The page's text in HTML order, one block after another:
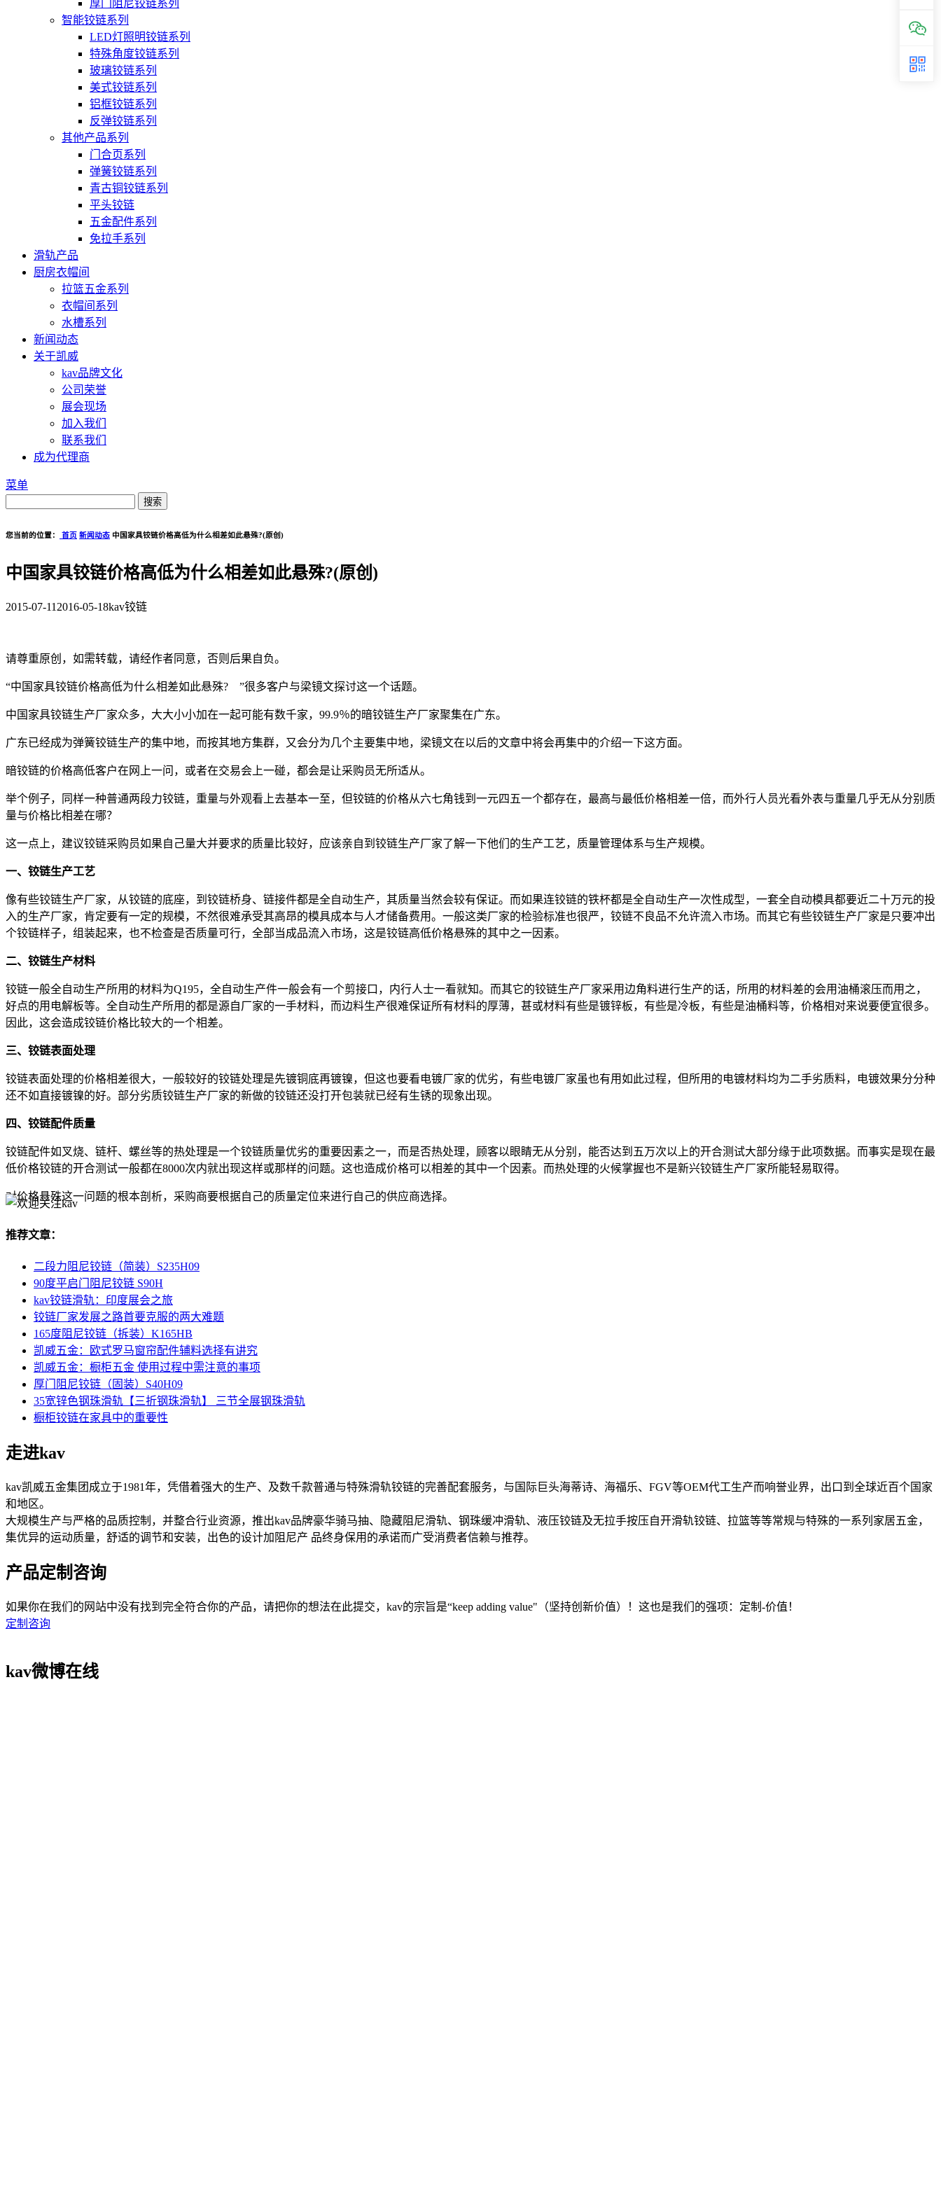
厚门阻尼铰链系列
智能铰链系列
LED灯照明铰链系列
特殊角度铰链系列
玻璃铰链系列
美式铰链系列
铝框铰链系列
反弹铰链系列
其他产品系列
门合页系列
弹簧铰链系列
青古铜铰链系列
平头铰链
五金配件系列
免拉手系列
滑轨产品
厨房衣帽间
拉篮五金系列
衣帽间系列
水槽系列
新闻动态
关于凯威
kav品牌文化
公司荣誉
展会现场
加入我们
联系我们
成为代理商
菜单
您当前的位置： 首页 新闻动态 中国家具铰链价格高低为什么相差如此悬殊?(原创)
中国家具铰链价格高低为什么相差如此悬殊?(原创)
2015-07-11 2016-05-18kav铰链
请尊重原创，如需转载，请经作者同意，否则后果自负。
“中国家具铰链价格高低为什么相差如此悬殊? ”很多客户与梁镜文探讨这一个话题。
中国家具铰链生产厂家众多，大大小小加在一起可能有数千家，99.9％的暗铰链生产厂家聚集在广东。
广东已经成为弹簧铰链生产的集中地，而按其地方集群，又会分为几个主要集中地，梁镜文在以后的文章中将会再集中的介绍一下这方面。
暗铰链的价格高低客户在网上一问，或者在交易会上一碰，都会是让采购员无所适从。
举个例子，同样一种普通两段力铰链，重量与外观看上去基本一至，但铰链的价格从六七角钱到一元四五一个都存在，最高与最低价格相差一倍，而外行人员光看外表与重量几乎无从分别质
量与价格比相差在哪？
这一点上，建议铰链采购员如果自己量大并要求的质量比较好，应该亲自到铰链生产厂家了解一下他们的生产工艺，质量管理体系与生产规模。
一、铰链生产工艺
像有些铰链生产厂家，从铰链的底座，到铰链桥身、链接件都是全自动生产，其质量当然会较有保证。而如果连铰链的铁杯都是全自动生产一次性成型，一套全自动模具都要近二十万元的投
入的生产厂家，肯定要有一定的规模，不然很难承受其高昂的模具成本与人才储备费用。一般这类厂家的检验标准也很严，铰链不良品不允许流入市场。而其它有些铰链生产厂家是只要冲出
个铰链样子，组装起来，也不检查是否质量可行，全部当成品流入市场，这是铰链高低价格悬殊的其中之一因素。
二、铰链生产材料
铰链一般全自动生产所用的材料为Q195，全自动生产件一般会有一个剪接口，内行人士一看就知。而其它的铰链生产厂家采用边角料进行生产的话，所用的材料差的会用油桶滚压而用之，
好点的用电解板等。全自动生产所用的都是源自厂家的一手材料，而边料生产很难保证所有材料的厚薄，甚或材料有些是镀锌板，有些是冷板，有些是油桶料等，价格相对来说要便宜很多。
因此，这会造成铰链价格比较大的一个相差。
三、铰链表面处理
铰链表面处理的价格相差很大，一般较好的铰链处理是先镀铜底再镀镍，但这也要看电镀厂家的优劣，有些电镀厂家虽也有用如此过程，但所用的电镀材料均为二手劣质料，电镀效果分分种
还不如直接镀镍的好。部分劣质铰链生产厂家的新做的铰链还没打开包装就已经有生锈的现象出现。
四、铰链配件质量
铰链配件如叉烧、链杆、螺丝等的热处理是一个铰链质量优劣的重要因素之一，而是否热处理，顾客以眼睛无从分别，能否达到五万次以上的开合测试大部分缘于此项数据。而事实是现在最
低价格铰链的开合测试一般都在8000次内就出现这样或那样的问题。这也造成价格可以相差的其中一个因素。而热处理的火候掌握也不是新兴铰链生产厂家所能轻易取得。
对价格悬殊这一问题的根本剖析，采购商要根据自己的质量定位来进行自己的供应商选择。
推荐文章：
二段力阻尼铰链（简装）S235H09
90度平启门阻尼铰链 S90H
kav铰链滑轨：印度展会之旅
铰链厂家发展之路首要克服的两大难题
165度阻尼铰链（拆装）K165HB
凯威五金：欧式罗马窗帘配件辅料选择有讲究
凯威五金：橱柜五金 使用过程中需注意的事项
厚门阻尼铰链（固装）S40H09
35宽锌色钢珠滑轨【三折钢珠滑轨】 三节全展钢珠滑轨
橱柜铰链在家具中的重要性
走进kav
kav凯威五金集团成立于1981年，凭借着强大的生产、及数千款普通与特殊滑轨铰链的完善配套服务，与国际巨头海蒂诗、海福乐、FGV等OEM代工生产而响誉业界，出口到全球近百个国家
和地区。
大规模生产与严格的品质控制，并整合行业资源，推出kav品牌豪华骑马抽、隐藏阻尼滑轨、钢珠缓冲滑轨、液压铰链及无拉手按压自开滑轨铰链、拉篮等等常规与特殊的一系列家居五金，
集优异的运动质量，舒适的调节和安装，出色的设计加阻尼产 品终身保用的承诺而广受消费者信赖与推荐。
产品定制咨询
如果你在我们的网站中没有找到完全符合你的产品，请把你的想法在此提交，kav的宗旨是“keep adding value"（坚持创新价值）！这也是我们的强项：定制-价值！
定制咨询
kav微博在线